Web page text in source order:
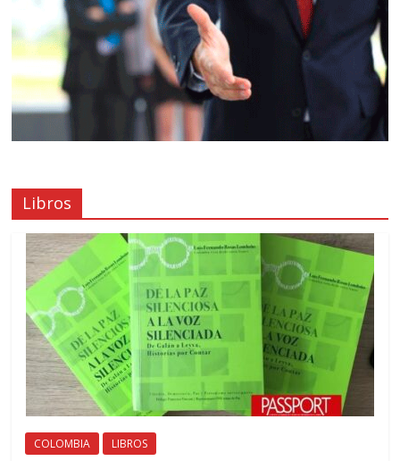
Libros
COLOMBIA LIBROS